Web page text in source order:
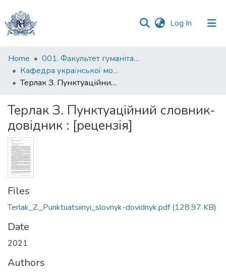
Log In (current)
Communities
&
Collections
Statistics
Home
001. Факультет гуманітарних наук
Кафедра української мови
Терлак З. Пунктуаційний словник-довідник : [рецензія]
Терлак З. Пунктуаційний словник-
довідник : [рецензія]
Files
Terlak_Z._Punktuatsiinyi_slovnyk-dovidnyk.pdf(128.97 KB)
Date
2021
Authors